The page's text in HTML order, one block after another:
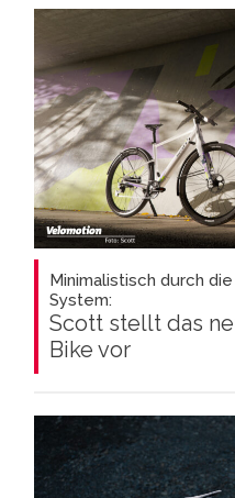
Minimalistisch durch
System:
Scott stellt das
Bike vor